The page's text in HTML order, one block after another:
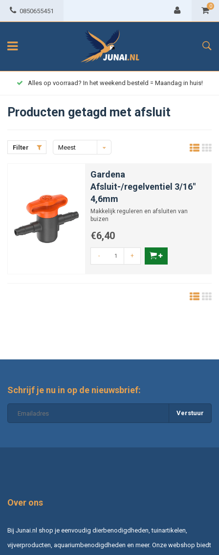
0850655451
0
Alles op voorraad? In het weekend besteld = Maandag in huis!
Producten getagd met afsluit
Filter
Meest
Gardena
Afsluit-/regelventiel 3/16"
4,6mm
Makkelijk reguleren en afsluiten van
buizen
€6,40
- +
Schrijf je nu in op de nieuwsbrief:
Verstuur
Over ons
Bij Junai.nl shop je eenvoudig dierbenodigdheden, tuinartikelen,
vijverproducten, aquariumbenodigdheden en meer. Onze webshop biedt